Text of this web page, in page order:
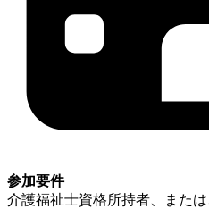
参加要件
介護福祉士資格所持者、また